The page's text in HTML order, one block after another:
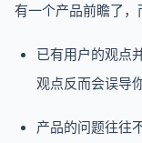
有一个产品前瞻了，
已有用户的观点
观点反而会误导你
产品的问题往往